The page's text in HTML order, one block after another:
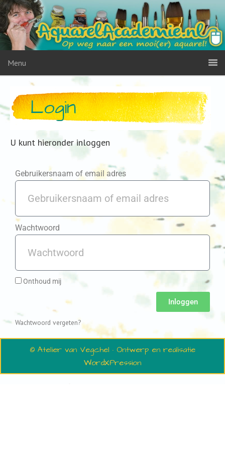
Menu
Login
U kunt hieronder inloggen
Gebruikersnaam of email adres
Wachtwoord
Onthoud mij
Inloggen
Wachtwoord vergeten?
© Atelier van Vegchel · Ontwerp en realisatie
WordXPression